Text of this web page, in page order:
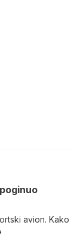
avion. Kako